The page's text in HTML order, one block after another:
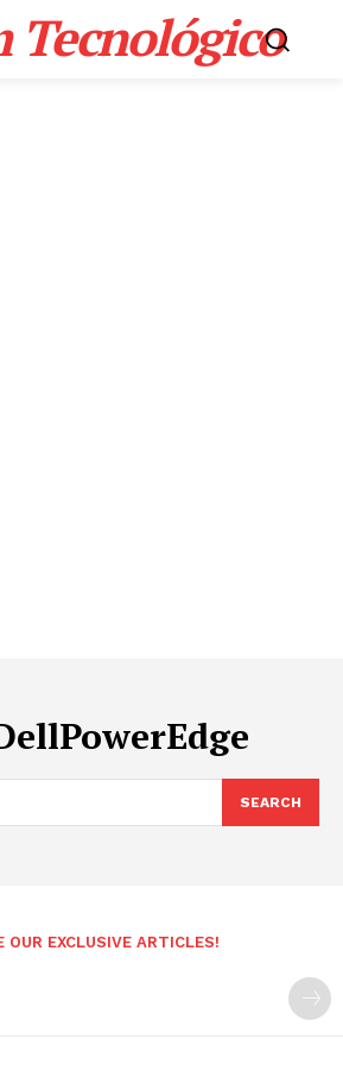
Tecnológico
SEARCH
OUR EXCLUSIVE ARTICLES!